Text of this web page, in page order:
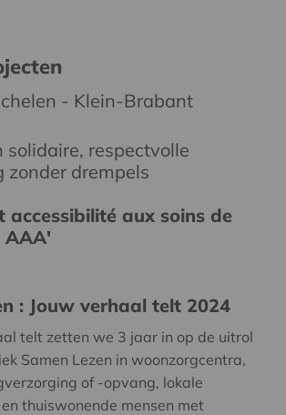
- Klein-Brabant
solidaire, respectvolle
zonder drempels
accessibilité aux soins de
AAA'
: Jouw verhaal telt 2024
telt zetten we 3 jaar in op de uitrol
Samen Lezen in woonzorgcentra,
of -opvang, lokale
thuiswonende mensen met